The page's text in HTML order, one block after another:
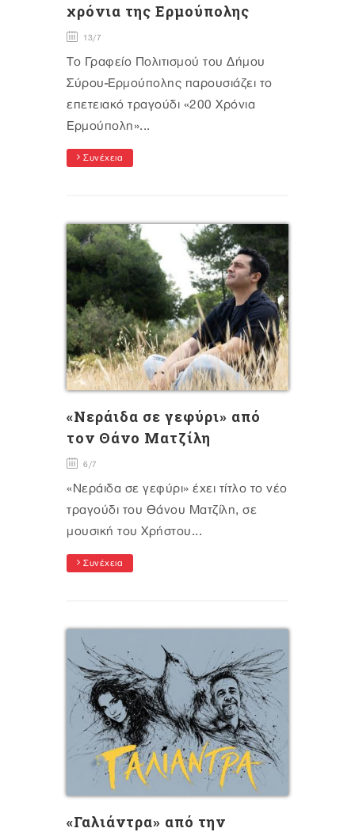
χρόνια της Ερμούπολης
13/7
Το Γραφείο Πολιτισμού του Δήμου
Σύρου-Ερμούπολης παρουσιάζει το
επετειακό τραγούδι «200 Χρόνια
Ερμούπολη»...
Συνέχεια
«Νεράιδα σε γεφύρι» από
τον Θάνο Ματζίλη
6/7
«Νεράιδα σε γεφύρι» έχει τίτλο το νέο
τραγούδι του Θάνου Ματζίλη, σε
μουσική του Χρήστου...
Συνέχεια
«Γαλιάντρα» από την